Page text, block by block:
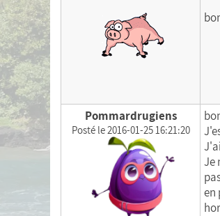
Pommardrugiens
Posté le 2016-01-25 16:21:20
Je
en